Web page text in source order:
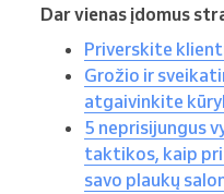
Dar vienas įdomus
Priverskite
Grožio ir
atgaivinkite
5 neprisijungus
taktikos, kaip
savo plaukų